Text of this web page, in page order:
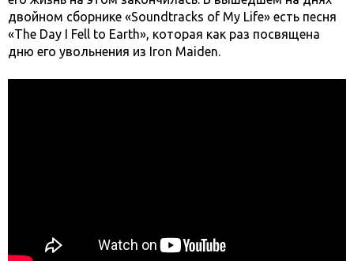
двойном сборнике «Soundtracks of My Life» есть песня
«The Day I Fell to Earth», которая как раз посвящена
дню его увольнения из Iron Maiden.